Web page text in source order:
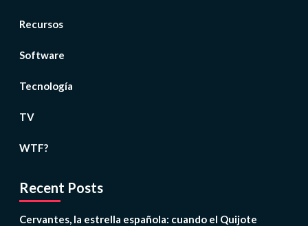
Recursos
Software
Tecnología
TV
WTF?
Recent Posts
Cervantes, la estrella española: cuando el Quijote